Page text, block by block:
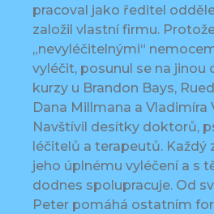
pracoval jako ředitel
založil vlastní firmu.
„nevyléčitelnými“
vyléčit, posunul se na jinou
kurzy u Brandon Bays,
Dana Millmana a Vladimíra
Navštívil desítky doktorů,
léčitelů a terapeutů. Každý
jeho úplnému vyléčení a s
dodnes spolupracuje. Od
Peter pomáhá ostatním